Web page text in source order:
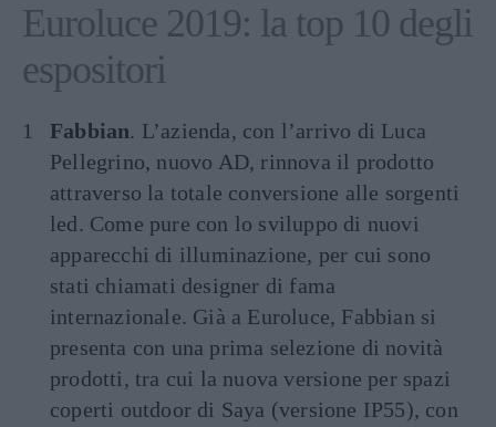
Euroluce 2019: la top 10 degli
espositori
Fabbian. L’azienda, con l’arrivo di Luca
Pellegrino, nuovo AD, rinnova il prodotto
attraverso la totale conversione alle sorgenti
led. Come pure con lo sviluppo di nuovi
apparecchi di illuminazione, per cui sono
stati chiamati designer di fama
internazionale. Già a Euroluce, Fabbian si
presenta con una prima selezione di novità
prodotti, tra cui la nuova versione per spazi
coperti outdoor di Saya (versione IP55), con